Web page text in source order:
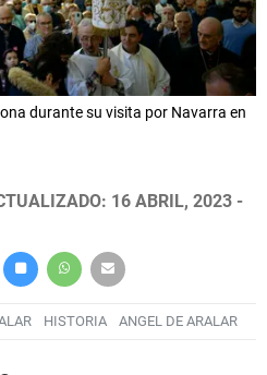
durante su visita por Navarra en
16 ABRIL, 2023 -
HISTORIA ANGEL DE ARALAR